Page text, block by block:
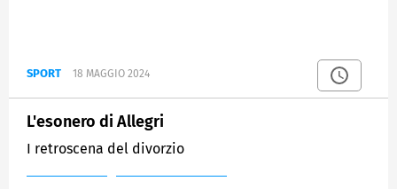
SPORT 18 MAGGIO 2024
L'esonero di Allegri
I retroscena del divorzio